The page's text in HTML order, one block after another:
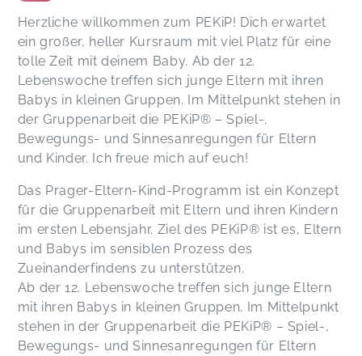
Herzliche willkommen zum PEKiP! Dich erwartet
ein großer, heller Kursraum mit viel Platz für eine
tolle Zeit mit deinem Baby. Ab der 12.
Lebenswoche treffen sich junge Eltern mit ihren
Babys in kleinen Gruppen. Im Mittelpunkt stehen in
der Gruppenarbeit die PEKiP® – Spiel-,
Bewegungs- und Sinnesanregungen für Eltern
und Kinder. Ich freue mich auf euch!
Das Prager-Eltern-Kind-Programm ist ein Konzept
für die Gruppenarbeit mit Eltern und ihren Kindern
im ersten Lebensjahr. Ziel des PEKiP® ist es, Eltern
und Babys im sensiblen Prozess des
Zueinanderfindens zu unterstützen.
Ab der 12. Lebenswoche treffen sich junge Eltern
mit ihren Babys in kleinen Gruppen. Im Mittelpunkt
stehen in der Gruppenarbeit die PEKiP® – Spiel-,
Bewegungs- und Sinnesanregungen für Eltern